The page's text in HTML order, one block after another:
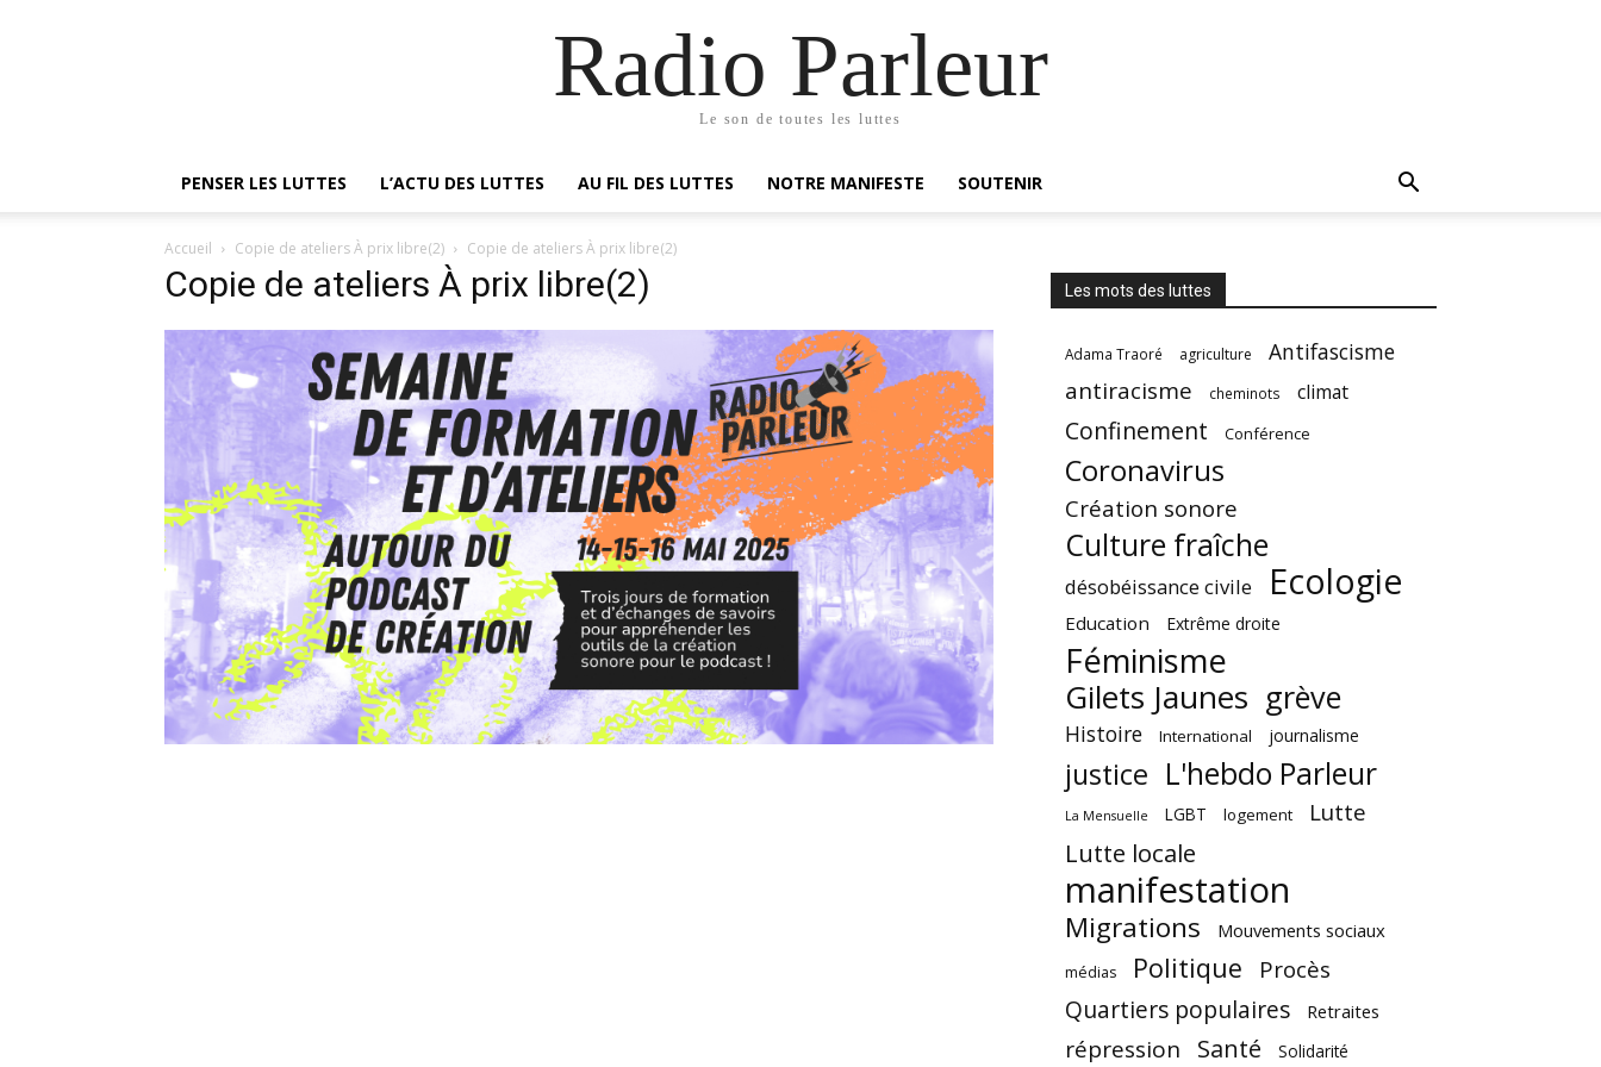
Radio Parleur
Le son de toutes les luttes
PENSER LES LUTTES L’ACTU DES LUTTES AU FIL DES LUTTES NOTRE MANIFESTE SOUTENIR
Accueil Copie de ateliers À prix libre(2) Copie de ateliers À prix libre(2)
Copie de ateliers À prix libre(2) Les mots des luttes
Adama Traoré agriculture Antifascisme
antiracisme cheminots climat
Confinement Conférence
Coronavirus
Création sonore
Culture fraîche
désobéissance civile Ecologie
Education Extrême droite
Féminisme
Gilets Jaunes grève
Histoire International journalisme
justice L'hebdo Parleur
La Mensuelle LGBT logement Lutte
Lutte locale
manifestation
Migrations Mouvements sociaux
médias Politique Procès
Quartiers populaires Retraites
répression Santé Solidarité